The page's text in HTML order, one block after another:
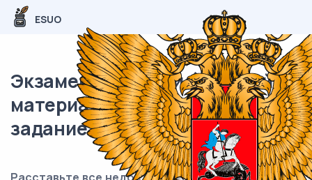
ESUO
Экзаменационный (типовой)
материал ЕГЭ / Русский / 18
задание (24) / 105